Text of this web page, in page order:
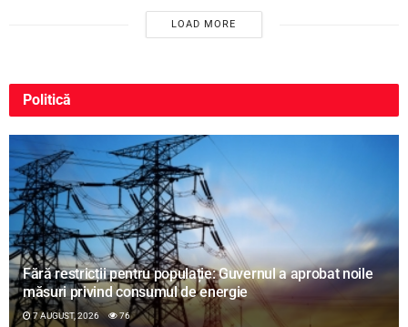
LOAD MORE
Politică
Fără restricții pentru populație: Guvernul a aprobat noile
măsuri privind consumul de energie
7 AUGUST, 2026 76